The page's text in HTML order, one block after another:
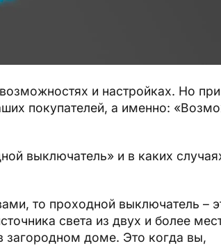
и настройках. Но
покупателей, а именно:
выключатель» и в каких
то проходной выключатель –
света из двух и более
загородном доме. Это когда вы,